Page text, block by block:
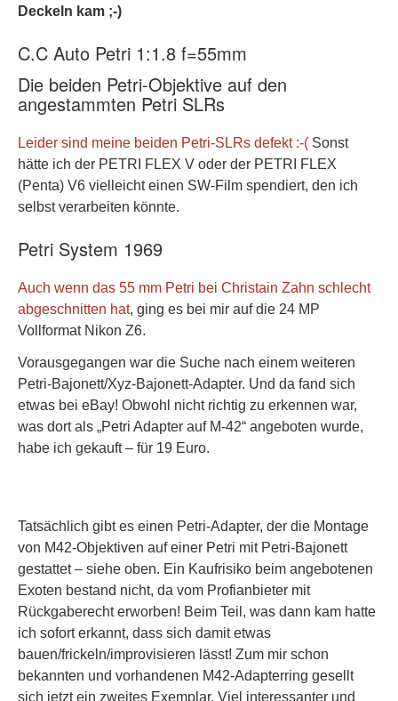
Deckeln kam ;-)
C.C Auto Petri 1:1.8 f=55mm
Die beiden Petri-Objektive auf den
angestammten Petri SLRs
Leider sind meine beiden Petri-SLRs defekt :-( Sonst
hätte ich der PETRI FLEX V oder der PETRI FLEX
(Penta) V6 vielleicht einen SW-Film spendiert, den ich
selbst verarbeiten könnte.
Petri System 1969
Auch wenn das 55 mm Petri bei Christain Zahn schlecht
abgeschnitten hat, ging es bei mir auf die 24 MP
Vollformat Nikon Z6.
Vorausgegangen war die Suche nach einem weiteren
Petri-Bajonett/Xyz-Bajonett-Adapter. Und da fand sich
etwas bei eBay! Obwohl nicht richtig zu erkennen war,
was dort als „Petri Adapter auf M-42“ angeboten wurde,
habe ich gekauft – für 19 Euro.
Tatsächlich gibt es einen Petri-Adapter, der die Montage
von M42-Objektiven auf einer Petri mit Petri-Bajonett
gestattet – siehe oben. Ein Kaufrisiko beim angebotenen
Exoten bestand nicht, da vom Profianbieter mit
Rückgaberecht erworben! Beim Teil, was dann kam hatte
ich sofort erkannt, dass sich damit etwas
bauen/frickeln/improvisieren lässt! Zum mir schon
bekannten und vorhandenen M42-Adapterring gesellt
sich jetzt ein zweites Exemplar. Viel interessanter und